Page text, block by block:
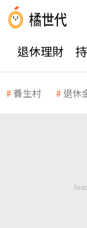
退休理財
養生村 退休